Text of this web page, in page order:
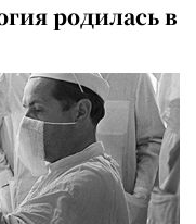
родилась в